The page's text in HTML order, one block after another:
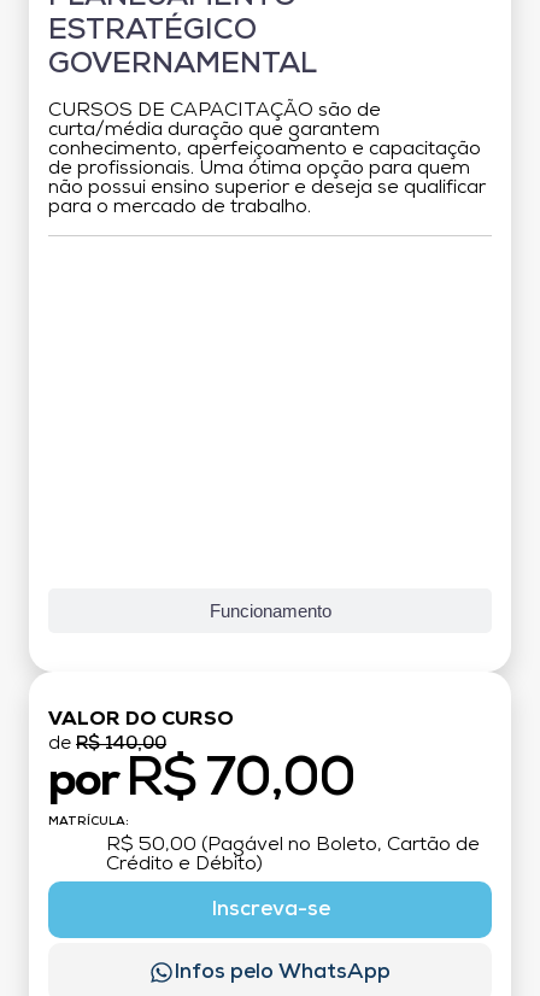
ESTRATÉGICO
GOVERNAMENTAL
CURSOS DE CAPACITAÇÃO são de
curta/média duração que garantem
conhecimento, aperfeiçoamento e capacitação
de profissionais. Uma ótima opção para quem
não possui ensino superior e deseja se qualificar
para o mercado de trabalho.
Funcionamento
VALOR DO CURSO
de R$ 140,00
por R$ 70,00
MATRÍCULA:
R$ 50,00 (Pagável no Boleto, Cartão de
Crédito e Débito)
Inscreva-se
Infos pelo WhatsApp